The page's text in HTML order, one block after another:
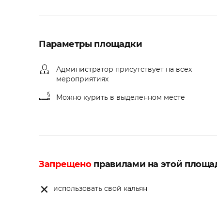
Параметры площадки
Администратор присутствует на всех
мероприятиях
Можно курить в выделенном месте
Запрещеноправилами на этой
использовать свой кальян